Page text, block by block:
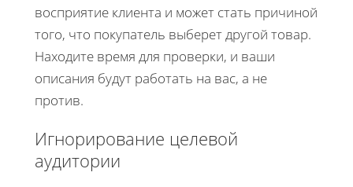
восприятие клиента и может стать причиной
того, что покупатель выберет другой товар.
Находите время для проверки, и ваши
описания будут работать на вас, а не
против.
Игнорирование целевой
аудитории